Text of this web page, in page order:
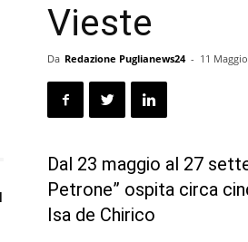
Vieste
Da Redazione Puglianews24 - 11
Dal 23 maggio al 27
Petrone” ospita circa
Isa de Chirico